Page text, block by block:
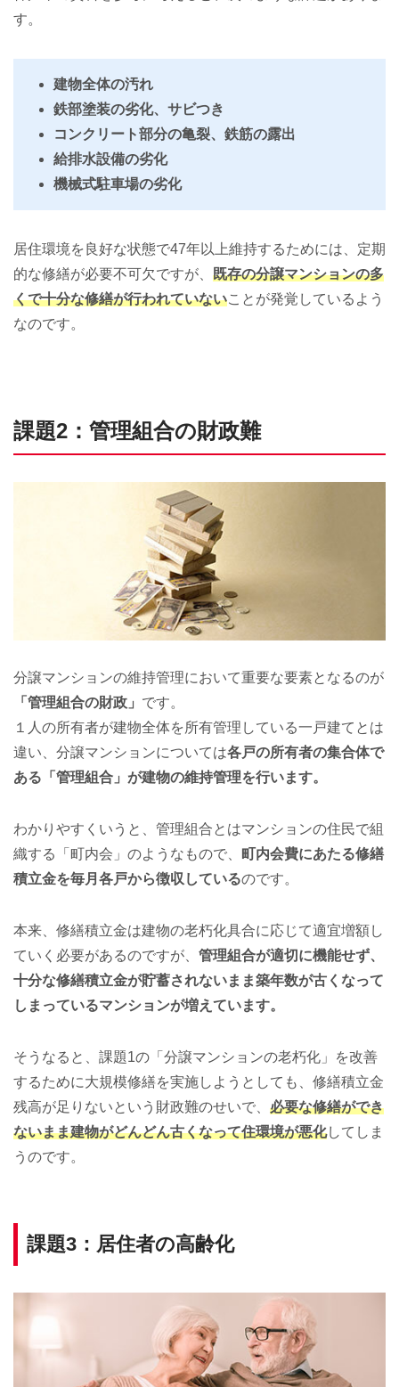
す。
建物全体の汚れ
鉄部塗装の劣化、サビつき
コンクリート部分の亀裂、鉄筋の露出
給排水設備の劣化
機械式駐車場の劣化
居住環境を良好な状態で47年以上維持するためには、定期
的な修繕が必要不可欠ですが、 既存の分譲マンションの多
くで十分な修繕が行われていないことが発覚しているよう
なのです。
課題2：管理組合の財政難
分譲マンションの維持管理において重要な要素となるのが
「管理組合の財政」 です。
１人の所有者が建物全体を所有管理している一戸建てとは
違い、分譲マンションについては各戸の所有者の集合体で
ある「管理組合」が建物の維持管理を行います。
わかりやすくいうと、管理組合とはマンションの住民で組
織する「町内会」のようなもので、 町内会費にあたる修繕
積立金を毎月各戸から徴収しているのです。
本来、修繕積立金は建物の老朽化具合に応じて適宜増額し
ていく必要があるのですが、 管理組合が適切に機能せず、
十分な修繕積立金が貯蓄されないまま築年数が古くなって
しまっているマンションが増えています。
そうなると、課題1の「分譲マンションの老朽化」を改善
するために大規模修繕を実施しようとしても、修繕積立金
残高が足りないという財政難のせいで、 必要な修繕ができ
ないまま建物がどんどん古くなって住環境が悪化してしま
うのです。
課題3：居住者の高齢化